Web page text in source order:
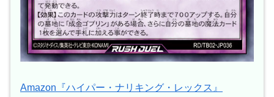
Amazon『ハイパー・ナリキング・レックス』